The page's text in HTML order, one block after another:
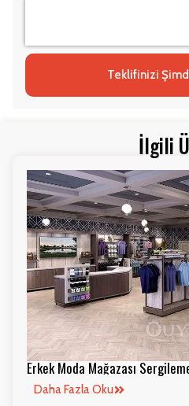
Teklifinizi
İlgili
Erkek Moda Mağazası
Daha Fazla Oku